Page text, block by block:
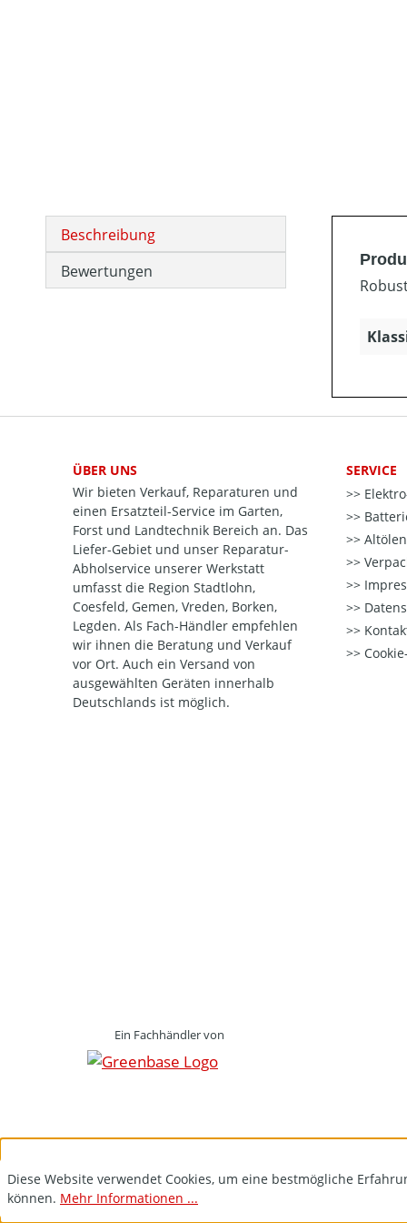
Beschreibung
Bewertungen
ÜBER UNS
Wir bieten Verkauf, Reparaturen und
einen Ersatzteil-Service im Garten,
Forst und Landtechnik Bereich an. Das
Liefer-Gebiet und unser Reparatur-
Abholservice unserer Werkstatt
umfasst die Region Stadtlohn,
Coesfeld, Gemen, Vreden, Borken,
Legden. Als Fach-Händler empfehlen
wir ihnen die Beratung und Verkauf
vor Ort. Auch ein Versand von
ausgewählten Geräten innerhalb
Deutschlands ist möglich.
SERVICE
Ein Fachhändler von
Diese Website verwendet Cookies, um eine bestmögliche
können. Mehr Informationen ...